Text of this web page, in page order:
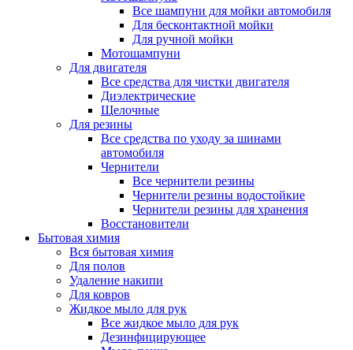
Все шампуни для мойки автомобиля
Для бесконтактной мойки
Для ручной мойки
Мотошампуни
Для двигателя
Все средства для чистки двигателя
Диэлектрические
Щелочные
Для резины
Все средства по уходу за шинами
автомобиля
Чернители
Все чернители резины
Чернители резины водостойкие
Чернители резины для хранения
Восстановители
Бытовая химия
Вся бытовая химия
Для полов
Удаление накипи
Для ковров
Жидкое мыло для рук
Все жидкое мыло для рук
Дезинфицирующее